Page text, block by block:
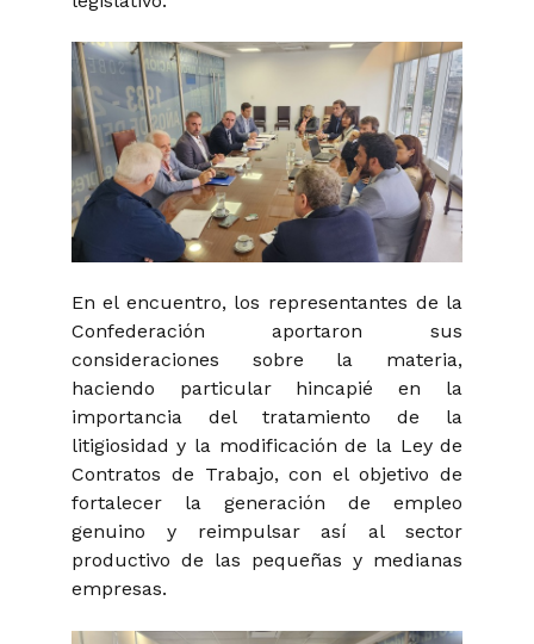
En el encuentro, los representantes de la
Confederación aportaron sus
consideraciones sobre la materia,
haciendo particular hincapié en la
importancia del tratamiento de la
litigiosidad y la modificación de la Ley de
Contratos de Trabajo, con el objetivo de
fortalecer la generación de empleo
genuino y reimpulsar así al sector
productivo de las pequeñas y medianas
empresas.